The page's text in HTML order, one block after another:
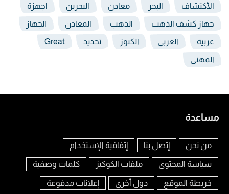
الأكتشاف البحر معادن البحرين اجهزة
جهاز كشف الذهب الذهب المعادن الجهاز
عربية العربي الكنوز تحديد Great
المهني
مساعدة
من نحن إتصل بنا إتفاقية الإستخدام
سياسة المحتوى ملفات الكوكيز كلمات وصفية
خريطة الموقع دول أخرى إعلانات مدفوعة